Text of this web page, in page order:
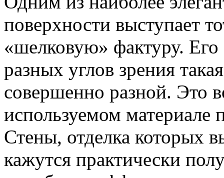
поверхности выступает
«шелковую» фактуру. Его
разных углов зрения
совершенно разной. Это
используемом материале
Стены, отделка которых
кажутся практически